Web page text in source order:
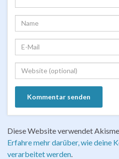
Diese Website verwendet
Erfahre mehr darüber, wie deine
verarbeitet werden.